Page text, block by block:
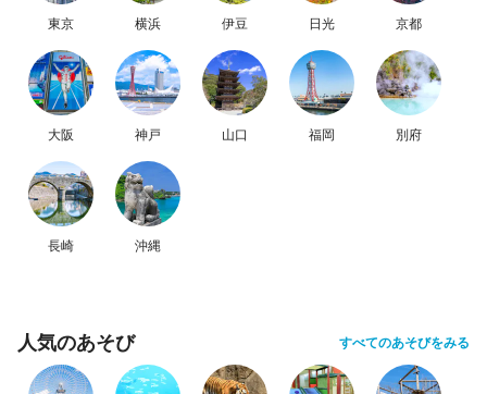
東京 横浜 伊豆 日光 京都
大阪 神戸 山口 福岡 別府
長崎 沖縄
人気のあそび すべてのあそびをみる